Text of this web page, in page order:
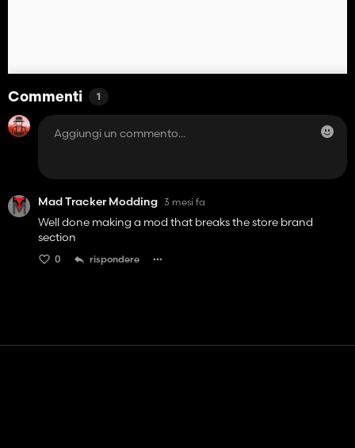
Commenti 1
Mad Tracker Modding 3 mesi fa
Well done making a mod that breaks the store brand
section
0 rispondere